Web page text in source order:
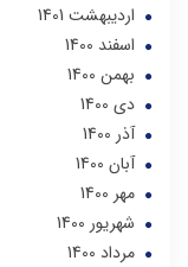
ارديبهشت 1401
اسفند 1400
بهمن 1400
دی 1400
آذر 1400
آبان 1400
مهر 1400
شهریور 1400
مرداد 1400